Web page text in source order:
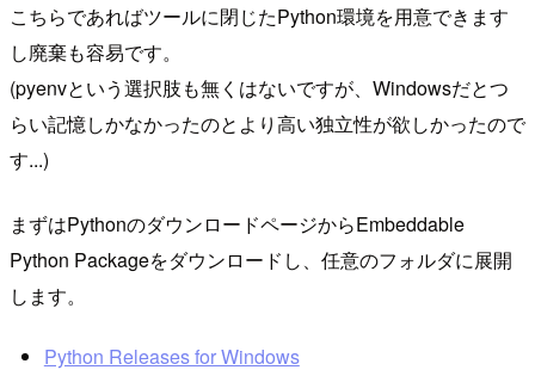
こちらであればツールに閉じたPython環境を用意できます
し廃棄も容易です。
(pyenvという選択肢も無くはないですが、Windowsだとつ
らい記憶しかなかったのとより高い独立性が欲しかったので
す...)
まずはPythonのダウンロードページからEmbeddable
Python Packageをダウンロードし、任意のフォルダに展開
します。
Python Releases for Windows